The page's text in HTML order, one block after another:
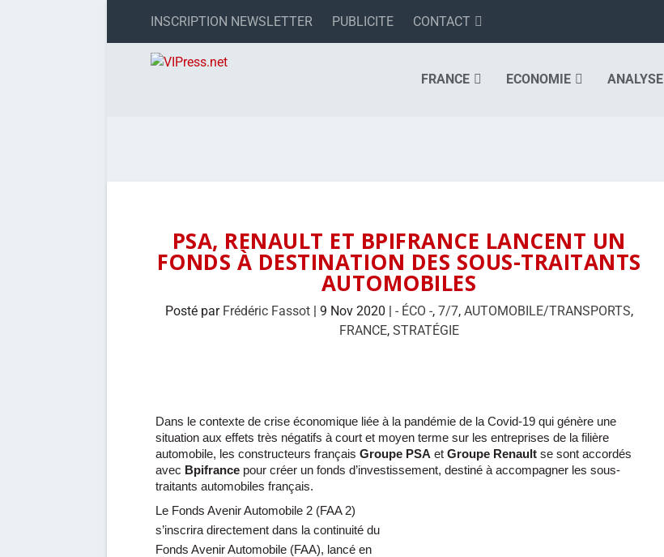
INSCRIPTION NEWSLETTER PUBLICITE CONTACT
FRANCE ECONOMIE ANALYSE
PSA, RENAULT ET BPIFRANCE LANCENT UN
FONDS À DESTINATION DES SOUS-TRAITANTS
AUTOMOBILES
Posté par Frédéric Fassot| 9 Nov 2020 | - ÉCO -, 7/7, AUTOMOBILE/TRANSPORTS,
FRANCE, STRATÉGIE
Dans le contexte de crise économique liée à la pandémie de la Covid-19 qui génère une
situation aux effets très négatifs à court et moyen terme sur les entreprises de la filière
automobile, les constructeurs français Groupe PSA et Groupe Renault se sont accordés
avec Bpifrance pour créer un fonds d’investissement, destiné à accompagner les sous-
traitants automobiles français.
Le Fonds Avenir Automobile 2 (FAA 2)
s’inscrira directement dans la continuité du
Fonds Avenir Automobile (FAA), lancé en